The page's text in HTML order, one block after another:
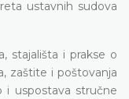
ustavnih sudova
stajališta i prakse o
zaštite i poštovanja
i uspostava stručne